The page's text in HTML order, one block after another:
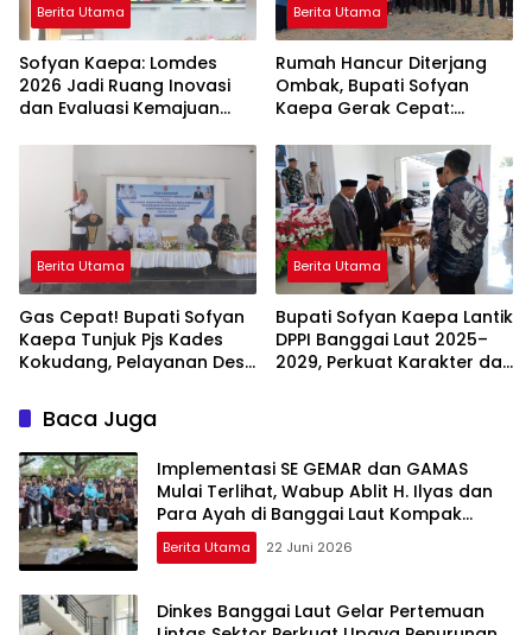
Berita Utama
Sofyan Kaepa: Lomdes
2026 Jadi Ruang Inovasi
dan Evaluasi Kemajuan
Berita Utama
Rumah Hancur Diterjang
Ombak, Bupati Sofyan
Kaepa Gerak Cepat:
Diserahkan!
Berita Utama
Gas Cepat! Bupati Sofyan
Kaepa Tunjuk Pjs Kades
Kokudang, Pelayanan Desa
Berita Utama
Bupati Sofyan Kaepa Lantik
DPPI Banggai Laut 2025–
2029, Perkuat Karakter dan
Baca Juga
Implementasi SE GEMAR dan GAMAS
Mulai Terlihat, Wabup Ablit H. Ilyas dan
Para Ayah di Banggai Laut Kompak
Ambil Rapor Anak
Berita Utama 22 Juni 2026
Dinkes Banggai Laut Gelar Pertemuan